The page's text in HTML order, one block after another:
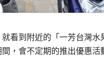
看到附近的「一芳台灣水
，會不定期的推出優惠活